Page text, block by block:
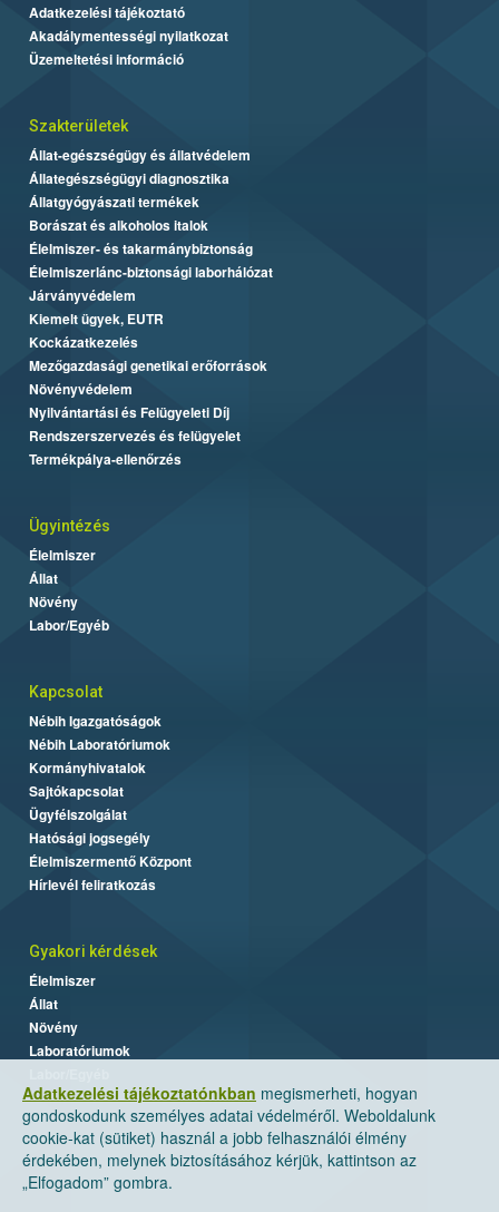
Adatkezelési tájékoztatónkban megismerheti, hogyan
gondoskodunk személyes adatai védelméről. Weboldalunk
cookie-kat (sütiket) használ a jobb felhasználói élmény
érdekében, melynek biztosításához kérjük, kattintson az
„Elfogadom” gombra.
Adatkezelési tájékoztató
Akadálymentességi nyilatkozat
Üzemeltetési információ
Szakterületek
Állat-egészségügy és állatvédelem
Állategészségügyi diagnosztika
Állatgyógyászati termékek
Borászat és alkoholos italok
Élelmiszer- és takarmánybiztonság
Élelmiszerlánc-biztonsági laborhálózat
Járványvédelem
Kiemelt ügyek, EUTR
Kockázatkezelés
Mezőgazdasági genetikai erőforrások
Növényvédelem
Nyilvántartási és Felügyeleti Díj
Rendszerszervezés és felügyelet
Termékpálya-ellenőrzés
Ügyintézés
Élelmiszer
Állat
Növény
Labor/Egyéb
Kapcsolat
Nébih Igazgatóságok
Nébih Laboratóriumok
Kormányhivatalok
Sajtókapcsolat
Ügyfélszolgálat
Hatósági jogsegély
Élelmiszermentő Központ
Hírlevél feliratkozás
Gyakori kérdések
Élelmiszer
Állat
Növény
Laboratóriumok